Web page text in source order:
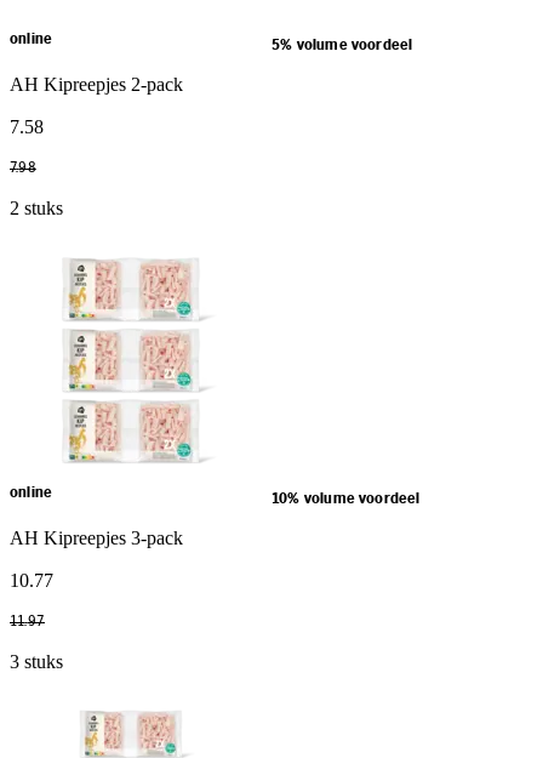
online 5% volume voordeel
AH Kipreepjes 2-pack
7.58
7.98
2 stuks
online 10% volume voordeel
AH Kipreepjes 3-pack
10.77
11.97
3 stuks